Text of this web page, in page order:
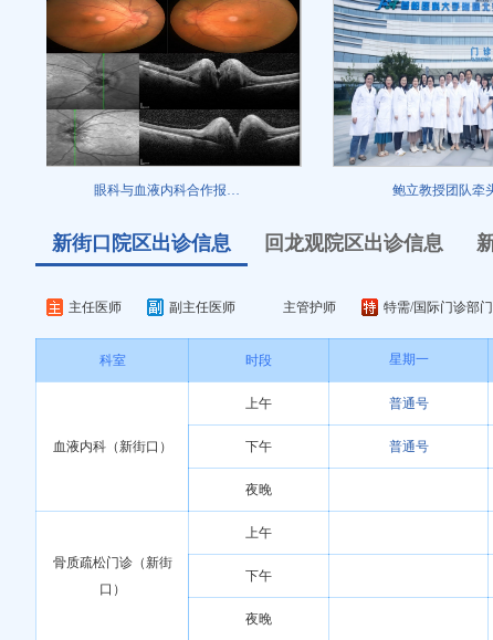
眼科与血液内科合作报… 鲍立教授团队牵头的
新街口院区出诊信息 回龙观院区出诊信息
主任医师 副主任医师 主管护师 特需/国际门诊部
科室 时段 星期一
血液内科（新街口）
上午 普通号
下午 普通号
夜晚
骨质疏松门诊（新街
口）
上午
下午
夜晚